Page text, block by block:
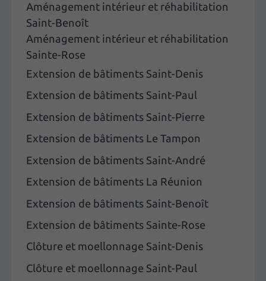
Aménagement intérieur et réhabilitation
Saint-Benoît
Aménagement intérieur et réhabilitation
Sainte-Rose
Extension de bâtiments Saint-Denis
Extension de bâtiments Saint-Paul
Extension de bâtiments Saint-Pierre
Extension de bâtiments Le Tampon
Extension de bâtiments Saint-André
Extension de bâtiments La Réunion
Extension de bâtiments Saint-Benoît
Extension de bâtiments Sainte-Rose
Clôture et moellonnage Saint-Denis
Clôture et moellonnage Saint-Paul